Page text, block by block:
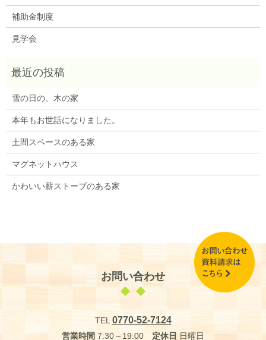
補助金制度
見学会
雪の日の、木の家
本年もお世話になりました。
土間スペースのある家
マグネットハウス
かわいい薪ストーブのある家
お問い合わせ
TEL0770-52-7124
営業時間 7:30～19:00 定休日 日曜日